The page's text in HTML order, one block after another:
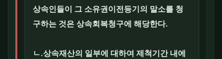
상속인들이 그 소유권이전등기의 말소를 청
구하는 것은 상속회복청구에 해당한다.
ㄴ.상속재산의 일부에 대하여 제척기간 내에